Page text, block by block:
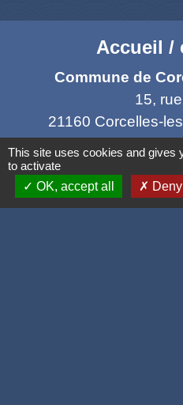
Accueil /
Commune de
15,
21160 Corcelles-
This site uses cookies and gives
to activate
OK, accept all